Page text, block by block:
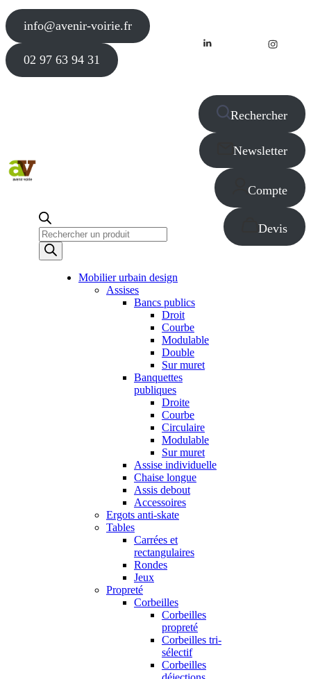
info@avenir-voirie.fr
02 97 63 94 31
Recherche
de
produits
Rechercher
Newsletter
Compte
Devis
Mobilier urbain design
Assises
Bancs publics
Droit
Courbe
Modulable
Double
Sur muret
Banquettes
publiques
Droite
Courbe
Circulaire
Modulable
Sur muret
Assise individuelle
Chaise longue
Assis debout
Accessoires
Ergots anti-skate
Tables
Carrées et
rectangulaires
Rondes
Jeux
Propreté
Corbeilles
Corbeilles
propreté
Corbeilles tri-
sélectif
Corbeilles